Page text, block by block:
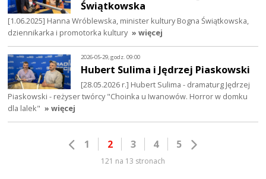
Świątkowska
[1.06.2025] Hanna Wróblewska, minister kultury Bogna Świątkowska,
dziennikarka i promotorka kultury » więcej
2026-05-29, godz. 09:00
Hubert Sulima i Jędrzej Piaskowski
[28.05.2026 r.] Hubert Sulima - dramaturg Jędrzej
Piaskowski - reżyser twórcy "Choinka u Iwanowów. Horror w domku
dla lalek" » więcej
1 2 3 4 5
121 na 13 stronach